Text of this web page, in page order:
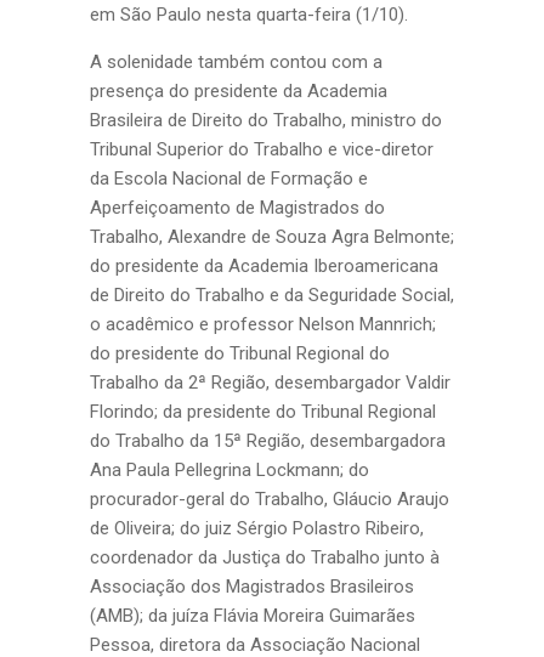
em São Paulo nesta quarta-feira (1/10).
A solenidade também contou com a
presença do presidente da Academia
Brasileira de Direito do Trabalho, ministro do
Tribunal Superior do Trabalho e vice-diretor
da Escola Nacional de Formação e
Aperfeiçoamento de Magistrados do
Trabalho, Alexandre de Souza Agra Belmonte;
do presidente da Academia Iberoamericana
de Direito do Trabalho e da Seguridade Social,
o acadêmico e professor Nelson Mannrich;
do presidente do Tribunal Regional do
Trabalho da 2ª Região, desembargador Valdir
Florindo; da presidente do Tribunal Regional
do Trabalho da 15ª Região, desembargadora
Ana Paula Pellegrina Lockmann; do
procurador-geral do Trabalho, Gláucio Araujo
de Oliveira; do juiz Sérgio Polastro Ribeiro,
coordenador da Justiça do Trabalho junto à
Associação dos Magistrados Brasileiros
(AMB); da juíza Flávia Moreira Guimarães
Pessoa, diretora da Associação Nacional